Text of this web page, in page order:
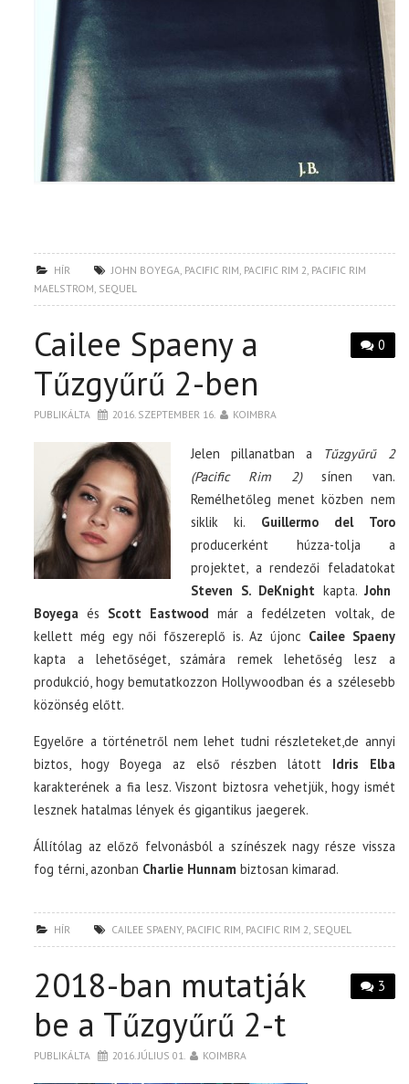
HÍR JOHN BOYEGA PACIFIC RIM PACIFIC RIM 2 PACIFIC RIM
MAELSTROM SEQUEL
0
Cailee Spaeny a
Tűzgyűrű 2-ben
PUBLIKÁLTA 2016. SZEPTEMBER 16. KOIMBRA
Jelen pillanatban a Tűzgyűrű 2
(Pacific Rim 2)sínen van.
Remélhetőleg menet közben nem
siklik ki. Guillermo del Toro
producerként húzza-tolja a
projektet, a rendezői feladatokat
Steven S. DeKnight kapta.John
Boyega és Scott Eastwood már a fedélzeten voltak, de
kellett még egy női főszereplő is. Az újonc Cailee Spaeny
kapta a lehetőséget, számára remek lehetőség lesz a
produkció, hogy bemutatkozzon Hollywoodban és a szélesebb
közönség előtt.
Egyelőre a történetről nem lehet tudni részleteket,de annyi
biztos, hogy Boyega az első részben látott Idris Elba
karakterének a fia lesz. Viszont biztosra vehetjük, hogy ismét
lesznek hatalmas lények és gigantikus jaegerek.
Állítólag az előző felvonásból a színészek nagy része vissza
fog térni, azonban Charlie Hunnam biztosan kimarad.
HÍR CAILEE SPAENY, PACIFIC RIM PACIFIC RIM 2 SEQUEL
3
2018-ban mutatják
be a Tűzgyűrű 2-t
PUBLIKÁLTA 2016. JÚLIUS 01. KOIMBRA